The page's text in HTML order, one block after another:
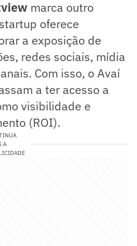
marca outro
oferece
a exposição de
redes sociais, mídia
Com isso, o Avaí
a ter acesso a
visibilidade e
(ROI).
A